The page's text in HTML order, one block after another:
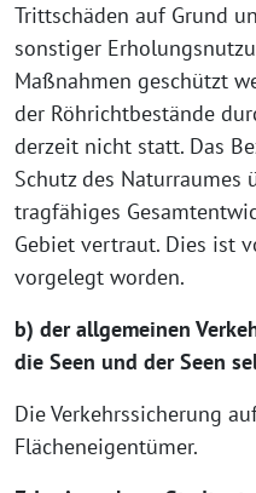
Trittschäden auf Grund
sonstiger
Maßnahmen geschützt
der Röhrichtbestände
derzeit nicht statt. Das
Schutz des Naturraumes
tragfähiges
Gebiet vertraut. Dies ist
vorgelegt worden.
b) der allgemeinen
die Seen und der Seen
Die Verkehrssicherung
Flächeneigentümer.